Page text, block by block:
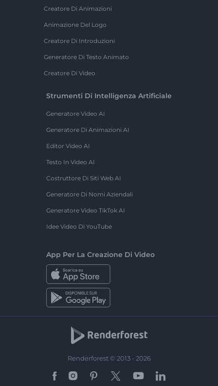
Creatore Di Animazioni
Animazione Del Logo
Creatore Di Introduzioni
Generatore Di Testo Animato
Creatore Di Video
Strumenti Di Intelligenza Artificiale
Generatore Video AI
Generatore Di Animazioni AI
Editor Video AI
Testo In Video AI
Costruttore Di Siti Web AI
Generatore Di Nomi Aziendali
Generatore Video TikTok AI
Idee Video Di YouTube
App Per La Creazione Di Video
Renderforest © 2013 - 2026